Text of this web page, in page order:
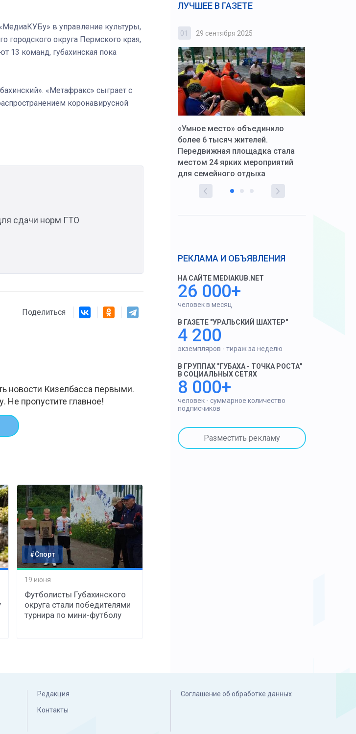
в управление культуры,
городского округа Пермского края,
13 команд, губахинская пока
«Метафракс» сыграет с
коронавирусной
сдачи норм ГТО
Поделиться
новости Кизелбасса первыми.
Не пропустите главное!
#Спорт
19 июня
Футболисты Губахинского
округа стали победителями
турнира по мини-футболу
ЛУЧШЕЕ В ГАЗЕТЕ
4 октября 2025 01 29 сентября 2025
«Умное место» объединило
более 6 тысяч жителей.
Передвижная площадка стала
местом 24 ярких мероприятий
для семейного отдыха
РЕКЛАМА И ОБЪЯВЛЕНИЯ
НА САЙТЕ MEDIAKUB.NET
26 000+
человек в месяц
В ГАЗЕТЕ "УРАЛЬСКИЙ ШАХТЕР"
4 200
экземпляров - тираж за неделю
В ГРУППАХ "ГУБАХА - ТОЧКА РОСТА"
В СОЦИАЛЬНЫХ СЕТЯХ
8 000+
человек - суммарное количество
подписчиков
Разместить рекламу
Редакция
Контакты
Соглашение об обработке данных